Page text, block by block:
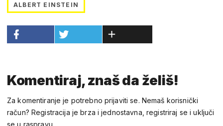
ALBERT EINSTEIN
Komentiraj, znaš da želiš!
Za komentiranje je potrebno prijaviti se. Nemaš korisnički
račun? Registracija je brza i jednostavna, registriraj se i uključi
se u raspravu.